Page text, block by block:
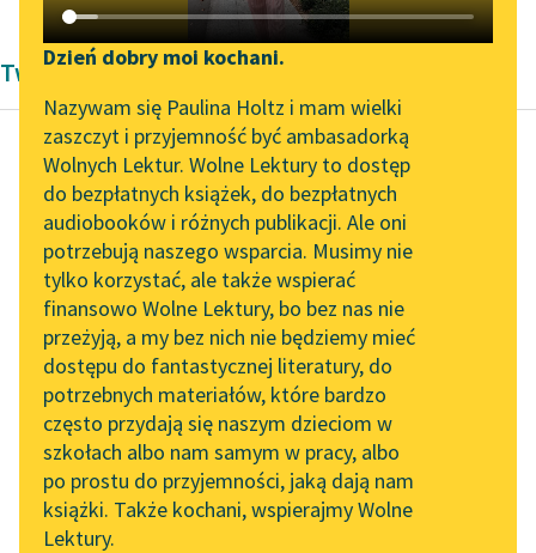
Katalog DAISY
Podkasty o książkach
Zgłoś brak utworu
Aktualności
„Prokurator Alicja Horn”
do słuchania
Byliśmy częścią AI Impact
Lab
Zapraszamy na spotkanie
online z tłumaczkami
literatury skandynawskiej
Spotkanie z Katarzyną
Tunkiel w Oslo
102. lata temu zmarł
Joseph Conrad
Narzędzia
Mapa Wolnych Lektur
Leśmianator
Przewodnik dla piszących i
czytających
API
OAI-PMH
Widget Wolnych Lektur
Przypisy
Dzień dobry moi kochani.
Nazywam się Paulina Holtz i mam wielki
zaszczyt i przyjemność być ambasadorką
Wolnych Lektur. Wolne Lektury to dostęp
do bezpłatnych książek, do bezpłatnych
audiobooków i różnych publikacji. Ale oni
potrzebują naszego wsparcia. Musimy nie
tylko korzystać, ale także wspierać
finansowo Wolne Lektury, bo bez nas nie
przeżyją, a my bez nich nie będziemy mieć
dostępu do fantastycznej literatury, do
potrzebnych materiałów, które bardzo
często przydają się naszym dzieciom w
szkołach albo nam samym w pracy, albo
po prostu do przyjemności, jaką dają nam
książki. Także kochani, wspierajmy Wolne
Lektury.
Twórczość Aleksandra Dumas
Aleksander Dumas (ojciec)
Hrabia Monte
Christo
Odwróciwszy się,
armator spostrzegł
stojącego obok
Danglarsa, który z
pozoru zdawał się
oczekiwać na jego...